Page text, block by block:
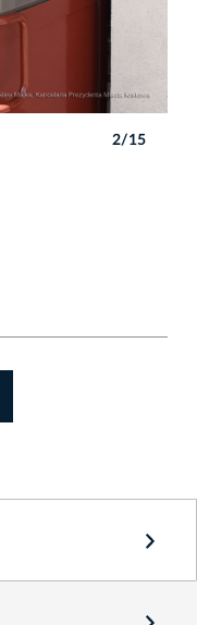
2/15